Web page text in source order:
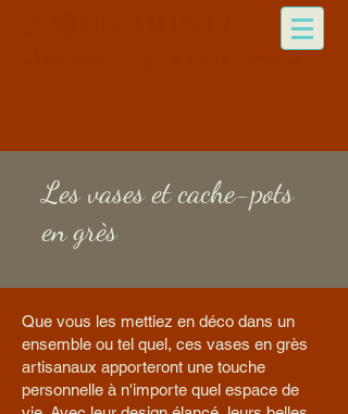
Fabrication d'objets en céramique
Les vases et cache-pots
en grès
Que vous les mettiez en déco dans un
ensemble ou tel quel, ces vases en grès
artisanaux apporteront une touche
personnelle à n'importe quel espace de